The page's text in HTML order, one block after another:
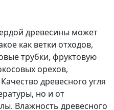
древесины может
как ветки отходов,
трубки, фруктовую
орехов,
древесного угля
но и от
Влажность древесного